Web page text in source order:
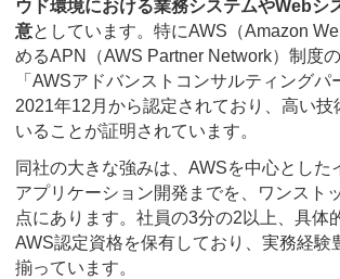
ウド環境における業務システムやWebシ
意としています。特にAWS（Amazon
めるAPN（AWS Partner Network）制度
「AWSアドバンストコンサルティングパ
2021年12月から認定されており、高い技
いることが証明されています。
同社の大きな強みは、AWSを中心とした
アプリケーション開発までを、ワンスト
点にあります。社員の3分の2以上、具体
AWS認定資格を保有しており、実務経験
揃っています。